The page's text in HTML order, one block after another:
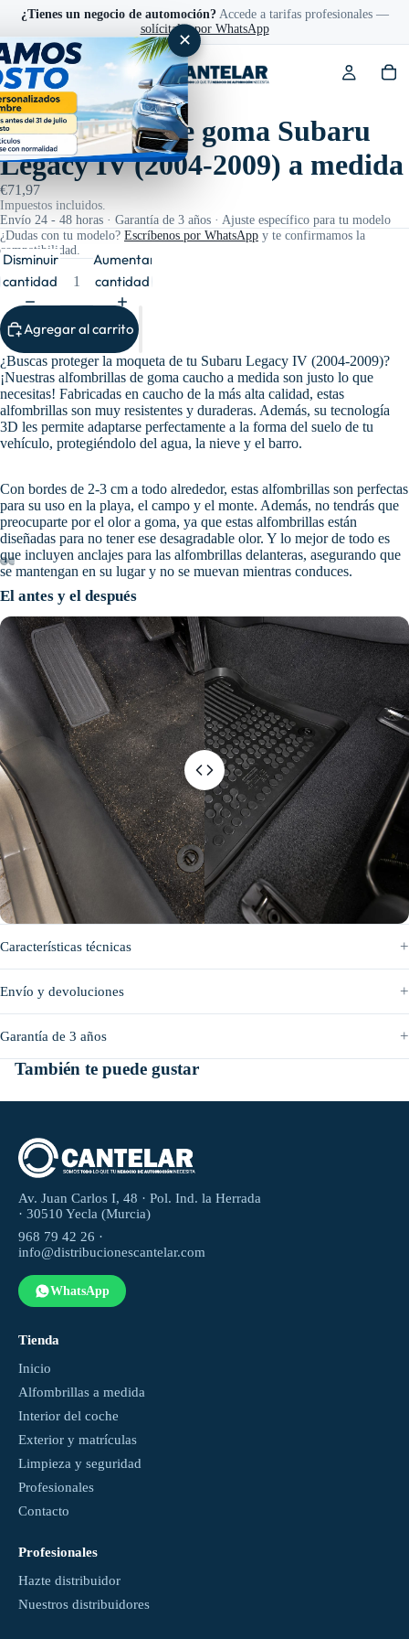
¿Tienes un negocio de automoción?Accede a tarifas profesionales —
solícitalas por WhatsApp
✕
Ref: 202705
Alfombrillas de goma Subaru
Legacy IV (2004-2009) a medida
€71,97
Impuestos incluidos.
Envío 24 - 48 horas · Garantía de 3 años · Ajuste específico para tu modelo
¿Dudas con tu modelo? Escríbenos por WhatsApp y te confirmamos la
compatibilidad.
Disminuir
cantidad
Aumentar
cantidad
Agregar al carrito
¿Buscas proteger la moqueta de tu Subaru Legacy IV (2004-2009)?
¡Nuestras alfombrillas de goma caucho a medida son justo lo que
necesitas! Fabricadas en caucho de la más alta calidad, estas
alfombrillas son muy resistentes y duraderas. Además, su tecnología
3D les permite adaptarse perfectamente a la forma del suelo de tu
vehículo, protegiéndolo del agua, la nieve y el barro.
Con bordes de 2-3 cm a todo alrededor, estas alfombrillas son perfectas
para su uso en la playa, el campo y el monte. Además, no tendrás que
preocuparte por el olor a goma, ya que estas alfombrillas están
diseñadas para no tener ese desagradable olor. Y lo mejor de todo es
que incluyen anclajes para las alfombrillas delanteras, asegurando que
se mantengan en su lugar y no se muevan mientras conduces.
El antes y el después
Después
Características técnicas
Envío y devoluciones
Garantía de 3 años
También te puede gustar
Av. Juan Carlos I, 48 · Pol. Ind. la Herrada
· 30510 Yecla (Murcia)
968 79 42 26 ·
info@distribucionescantelar.com
WhatsApp
Tienda
Inicio
Alfombrillas a medida
Interior del coche
Exterior y matrículas
Limpieza y seguridad
Profesionales
Contacto
Profesionales
Hazte distribuidor
Nuestros distribuidores